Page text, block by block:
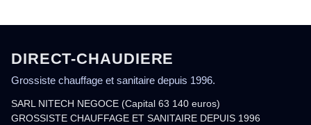
DIRECT-CHAUDIERE
Grossiste chauffage et sanitaire depuis 1996.
SARL NITECH NEGOCE (Capital 63 140 euros)
GROSSISTE CHAUFFAGE ET SANITAIRE DEPUIS 1996